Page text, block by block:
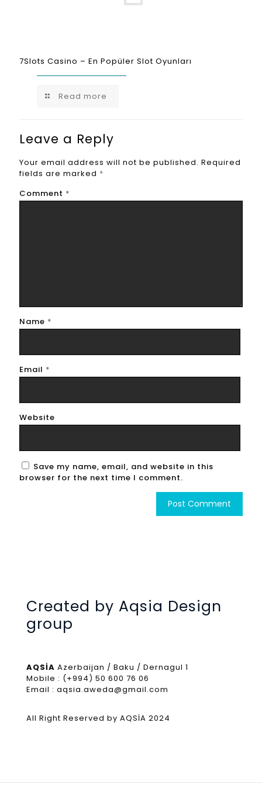
7Slots Casino – En Popüler Slot Oyunları
Read more
Leave a Reply
Your email address will not be published. Required
fields are marked *
Comment *
Name *
Email *
Website
Save my name, email, and website in this
browser for the next time I comment.
Created by Aqsia Design
group
AQSİA Azerbaijan / Baku / Dernagul 1
Mobile : (+994) 50 600 76 06
Email : aqsia.aweda@gmail.com
All Right Reserved by AQSİA 2024